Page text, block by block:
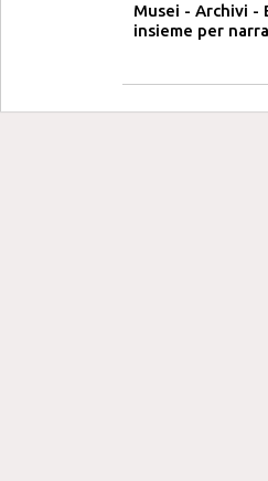
Musei - Archivi -
insieme per